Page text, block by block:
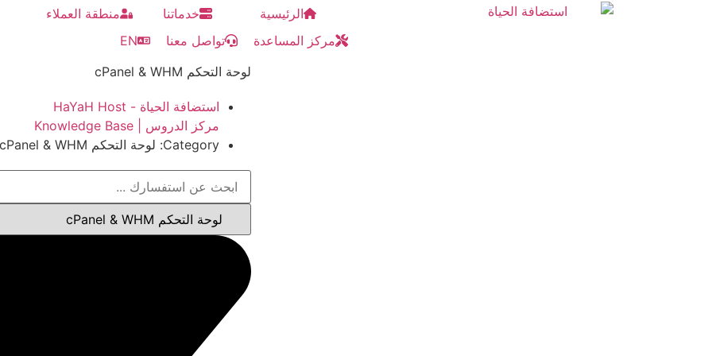
الرئيسية خدماتنا
منطقة العملاء
مركز المساعدة
تواصل معنا
EN
لوحة التحكم cPanel & WHM
استضافة الحياة - HaYaH Host
مركز الدروس | Knowledge Base
Category: لوحة التحكم cPanel & WHM